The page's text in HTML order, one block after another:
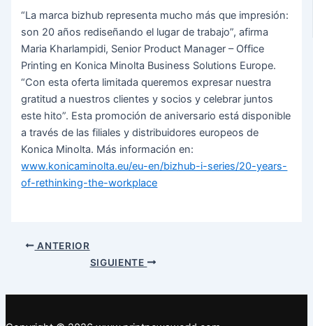
“La marca bizhub representa mucho más que impresión:
son 20 años rediseñando el lugar de trabajo”, afirma
Maria Kharlampidi, Senior Product Manager – Office
Printing en Konica Minolta Business Solutions Europe.
“Con esta oferta limitada queremos expresar nuestra
gratitud a nuestros clientes y socios y celebrar juntos
este hito”. Esta promoción de aniversario está disponible
a través de las filiales y distribuidores europeos de
Konica Minolta. Más información en:
www.konicaminolta.eu/eu-en/bizhub-i-series/20-years-
of-rethinking-the-workplace
Navegación
ANTERIOR
SIGUIENTE